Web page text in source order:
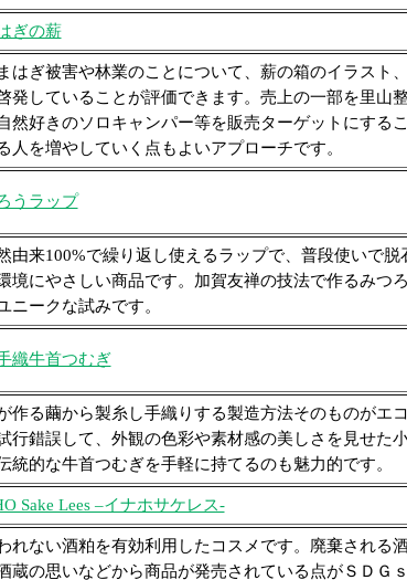
ぎの薪
はぎ被害や林業のことについて、薪の箱のイラスト
発していることが評価できます。売上の一部を里山
然好きのソロキャンパー等を販売ターゲットにする
人を増やしていく点もよいアプローチです。
うラップ
由来100%で繰り返し使えるラップで、普段使いで脱
境にやさしい商品です。加賀友禅の技法で作るみつ
ニークな試みです。
織牛首つむぎ
作る繭から製糸し手織りする製造方法そのものがエ
行錯誤して、外観の色彩や素材感の美しさを見せた
統的な牛首つむぎを手軽に持てるのも魅力的です。
Sake Lees –イナホサケレス-
れない酒粕を有効利用したコスメです。廃棄される
蔵の思いなどから商品が発売されている点がＳＤＧ